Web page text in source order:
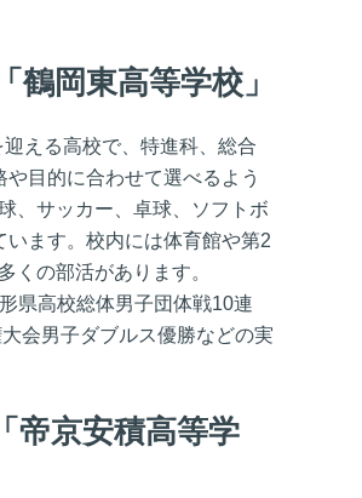
岡東高等学校」
える高校で、特進科、総合
目的に合わせて選べるよう
、サッカー、卓球、ソフトボ
ます。校内には体育館や第2
くの部活があります。
県高校総体男子団体戦10連
会男子ダブルス優勝などの実
帝京安積高等学